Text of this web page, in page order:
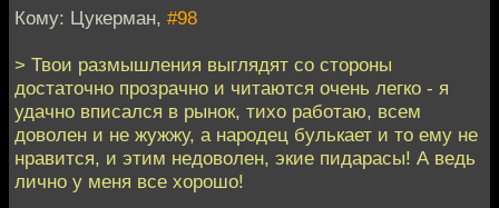
Кому: Цукерман, #98
> Твои размышления выглядят со стороны
достаточно прозрачно и читаются очень легко - я
удачно вписался в рынок, тихо работаю, всем
доволен и не жужжу, а народец булькает и то ему не
нравится, и этим недоволен, экие пидарасы! А ведь
лично у меня все хорошо!